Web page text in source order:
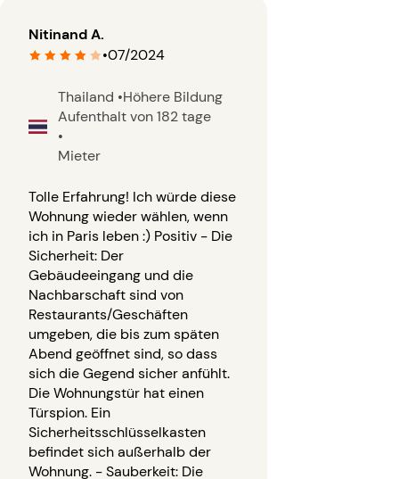
Nitinand A.
•07/2024
Thailand •Höhere Bildung
Aufenthalt von 182 tage
•
Mieter
Tolle Erfahrung! Ich würde diese
Wohnung wieder wählen, wenn
ich in Paris leben :) Positiv - Die
Sicherheit: Der
Gebäudeeingang und die
Nachbarschaft sind von
Restaurants/Geschäften
umgeben, die bis zum späten
Abend geöffnet sind, so dass
sich die Gegend sicher anfühlt.
Die Wohnungstür hat einen
Türspion. Ein
Sicherheitsschlüsselkasten
befindet sich außerhalb der
Wohnung. - Sauberkeit: Die